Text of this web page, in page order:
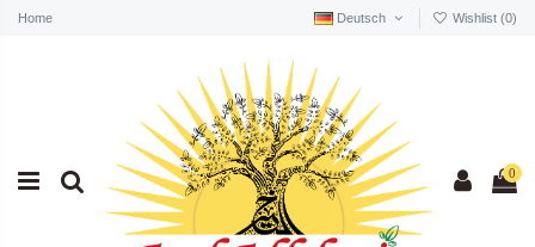
Home Deutsch Wishlist (0)
0